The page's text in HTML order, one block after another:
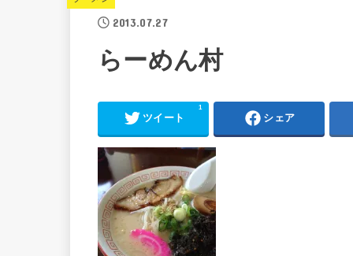
2013.07.27
らーめん村
ツイート
1
シェア